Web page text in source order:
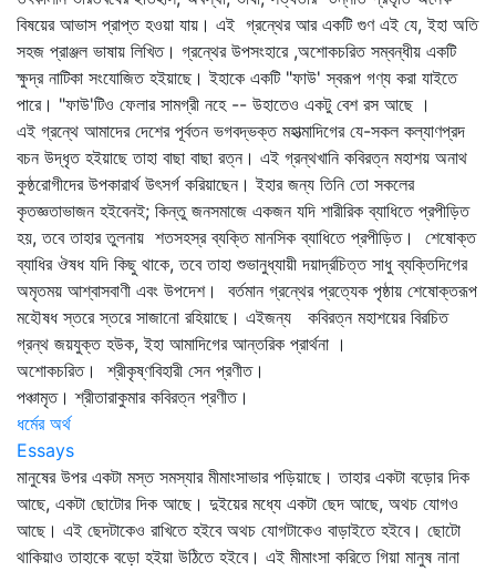
বিষয়ের আভাস প্রাপ্ত হওয়া যায়। এই গ্রন্থের আর একটি গুণ এই যে, ইহা অতি
সহজ প্রাঞ্জল ভাষায় লিখিত। গ্রন্থের উপসংহারে ,অশোকচরিত সম্বন্ধীয় একটি
ক্ষুদ্র নাটিকা সংযোজিত হইয়াছে। ইহাকে একটি "ফাউ' স্বরূপ গণ্য করা যাইতে
পারে। "ফাউ'টিও ফেলার সামগ্রী নহে -- উহাতেও একটু বেশ রস আছে ।
এই গ্রন্থে আমাদের দেশের পূর্বতন ভগবদ্‌ভক্ত মহাত্মাদিগের যে-সকল কল্যাণপ্রদ
বচন উদ্‌ধৃত হইয়াছে তাহা বাছা বাছা রত্ন। এই গ্রন্থখানি কবিরত্ন মহাশয় অনাথ
কুষ্ঠরোগীদের উপকারার্থ উৎসর্গ করিয়াছেন। ইহার জন্য তিনি তো সকলের
কৃতজ্ঞতাভাজন হইবেনই; কিন্তু জনসমাজে একজন যদি শারীরিক ব্যাধিতে প্রপীড়িত
হয়, তবে তাহার তুলনায় শতসহস্র ব্যক্তি মানসিক ব্যাধিতে প্রপীড়িত। শেষোক্ত
ব্যাধির ঔষধ যদি কিছু থাকে, তবে তাহা শুভানুধ্যায়ী দয়ার্দ্রচিত্ত সাধু ব্যক্তিদিগের
অমৃতময় আশ্বাসবাণী এবং উপদেশ। বর্তমান গ্রন্থের প্রত্যেক পৃষ্ঠায় শেষোক্তরূপ
মহৌষধ স্তরে স্তরে সাজানো রহিয়াছে। এইজন্য কবিরত্ন মহাশয়ের বিরচিত
গ্রন্থ জয়যুক্ত হউক, ইহা আমাদিগের আন্তরিক প্রার্থনা ।
অশোকচরিত। শ্রীকৃষ্ণবিহারী সেন প্রণীত।
পঞ্চামৃত। শ্রীতারাকুমার কবিরত্ন প্রণীত।
ধর্মের অর্থ
Essays
মানুষের উপর একটা মস্ত সমস্যার মীমাংসাভার পড়িয়াছে। তাহার একটা বড়োর দিক
আছে, একটা ছোটোর দিক আছে। দুইয়ের মধ্যে একটা ছেদ আছে, অথচ যোগও
আছে। এই ছেদটাকেও রাখিতে হইবে অথচ যোগটাকেও বাড়াইতে হইবে। ছোটো
থাকিয়াও তাহাকে বড়ো হইয়া উঠিতে হইবে। এই মীমাংসা করিতে গিয়া মানুষ নানা